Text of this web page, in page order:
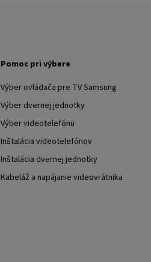
Pomoc pri výbere
Výber ovládača pre TV Samsung
Výber dvernej jednotky
Výber videotelefónu
Inštalácia videotelefónov
Inštalácia dvernej jednotky
Kabeláž a napájanie videovrátnika